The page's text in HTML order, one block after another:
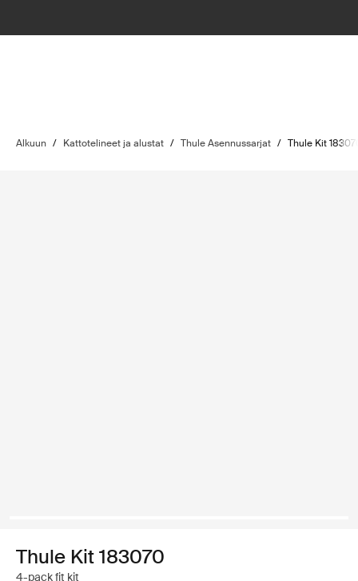
Alkuun / Kattotelineet ja alustat / Thule Asennussarjat / Thule Kit
Thule Kit 183070
4-pack fit kit